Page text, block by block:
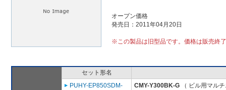
オープン価格
発売日：2011年04月20日
※この製品は旧型品です。価格は販売終
セット形名
PUHY-EP850SDM-
CMY-Y300BK-G （ ビル用マル